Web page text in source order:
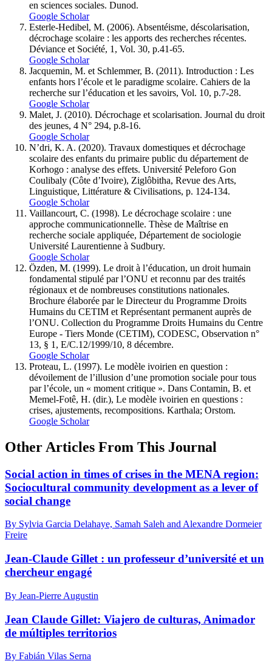
en sciences sociales. Dunod.
Google Scholar
Esterle-Hedibel, M. (2006). Absentéisme, déscolarisation,
décrochage scolaire : les apports des recherches récentes.
Déviance et Société, 1, Vol. 30, p.41-65.
Google Scholar
Jacquemin, M. et Schlemmer, B. (2011). Introduction : Les
enfants hors l’école et le paradigme scolaire. Cahiers de la
recherche sur l’éducation et les savoirs, Vol. 10, p.7-28.
Google Scholar
Malet, J. (2010). Décrochage et scolarisation. Journal du droit
des jeunes, 4 N° 294, p.8-16.
Google Scholar
N’dri, K. A. (2020). Travaux domestiques et décrochage
scolaire des enfants du primaire public du département de
Korhogo : analyse des effets. Université Peleforo Gon
Coulibaly (Côte d’Ivoire), Ziglôbitha, Revue des Arts,
Linguistique, Littérature & Civilisations, p. 124-134.
Google Scholar
Vaillancourt, C. (1998). Le décrochage scolaire : une
approche communicationnelle. Thèse de Maîtrise en
recherche sociale appliquée, Département de sociologie
Université Laurentienne à Sudbury.
Google Scholar
Özden, M. (1999). Le droit à l’éducation, un droit humain
fondamental stipulé par l’ONU et reconnu par des traités
régionaux et de nombreuses constitutions nationales.
Brochure élaborée par le Directeur du Programme Droits
Humains du CETIM et Représentant permanent auprès de
l’ONU. Collection du Programme Droits Humains du Centre
Europe - Tiers Monde (CETIM), CODESC, Observation n°
13, § 1, E/C.12/1999/10, 8 décembre.
Google Scholar
Proteau, L. (1997). Le modèle ivoirien en question :
dévoilement de l’illusion d’une promotion sociale pour tous
par l’école, un « moment critique ». Dans Contamin, B. et
Memel-Fotê, H. (dir.), Le modèle ivoirien en questions :
crises, ajustements, recompositions. Karthala; Orstom.
Google Scholar
Other Articles From This Journal
Social action in times of crises in the MENA region:
Sociocultural community development as a lever of
social change
By Sylvia Garcia Delahaye, Samah Saleh and Alexandre Dormeier
Freire
Jean-Claude Gillet : un professeur d’université et un
chercheur engagé
By Jean-Pierre Augustin
Jean Claude Gillet: Viajero de culturas, Animador
de múltiples territorios
By Fabián Vilas Serna